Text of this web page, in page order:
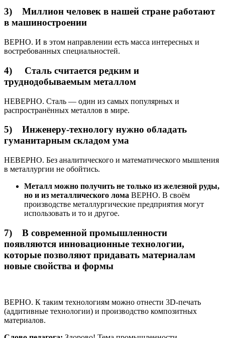
3) Миллион человек в нашей стране работают
в машиностроении
ВЕРНО. И в этом направлении есть масса интересных и
востребованных специальностей.
4) Сталь считается редким и
труднодобываемым металлом
НЕВЕРНО. Сталь — один из самых популярных и
распространённых металлов в мире.
5) Инженеру-технологу нужно обладать
гуманитарным складом ума
НЕВЕРНО. Без аналитического и математического мышления
в металлургии не обойтись.
Металл можно получить не только из железной руды,
но и из металлического лома ВЕРНО. В своём
производстве металлургические предприятия могут
использовать и то и другое.
7) В современной промышленности
появляются инновационные технологии,
которые позволяют придавать материалам
новые свойства и формы
ВЕРНО. К таким технологиям можно отнести 3D-печать
(аддитивные технологии) и производство композитных
материалов.